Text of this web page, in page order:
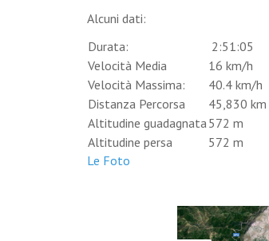
Alcuni dati:
Durata:
2:51:05
Velocità Media
16 km/h
Velocità Massima:
40.4 km/h
Distanza Percorsa
45,830 km
Altitudine guadagnata 572 m
Altitudine persa
572 m
Le Foto